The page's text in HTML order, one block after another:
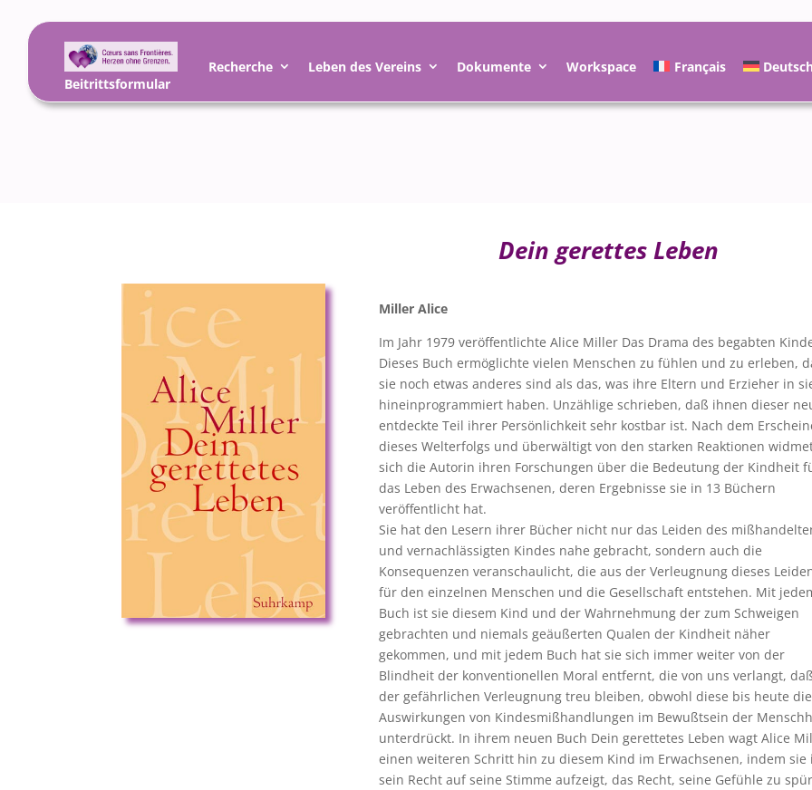
Recherche Leben des Vereins Dokumente Workspace Français Deutsch
Beitrittsformular
Dein gerettes Leben
Miller Alice
Im Jahr 1979 veröffentlichte Alice Miller Das Drama des begabten
Dieses Buch ermöglichte vielen Menschen zu fühlen und zu erleben,
sie noch etwas anderes sind als das, was ihre Eltern und Erzieher in
hineinprogrammiert haben. Unzählige schrieben, daß ihnen dieser
entdeckte Teil ihrer Persönlichkeit sehr kostbar ist. Nach dem
dieses Welterfolgs und überwältigt von den starken Reaktionen
sich die Autorin ihren Forschungen über die Bedeutung der Kindheit
das Leben des Erwachsenen, deren Ergebnisse sie in 13 Büchern
veröffentlicht hat.
Sie hat den Lesern ihrer Bücher nicht nur das Leiden des
und vernachlässigten Kindes nahe gebracht, sondern auch die
Konsequenzen veranschaulicht, die aus der Verleugnung dieses
für den einzelnen Menschen und die Gesellschaft entstehen. Mit
Buch ist sie diesem Kind und der Wahrnehmung der zum Schweigen
gebrachten und niemals geäußerten Qualen der Kindheit näher
gekommen, und mit jedem Buch hat sie sich immer weiter von der
Blindheit der konventionellen Moral entfernt, die von uns verlangt,
der gefährlichen Verleugnung treu bleiben, obwohl diese bis heute die
Auswirkungen von Kindesmißhandlungen im Bewußtsein der
unterdrückt. In ihrem neuen Buch Dein gerettetes Leben wagt Alice
einen weiteren Schritt hin zu diesem Kind im Erwachsenen, indem sie
sein Recht auf seine Stimme aufzeigt, das Recht, seine Gefühle zu